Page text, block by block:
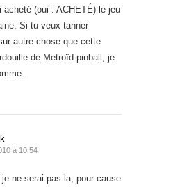
acheté (oui : ACHETÉ) le jeu
Si tu veux tanner
autre chose que cette
de Metroïd pinball, je
à 10:54
ne serai pas la, pour cause